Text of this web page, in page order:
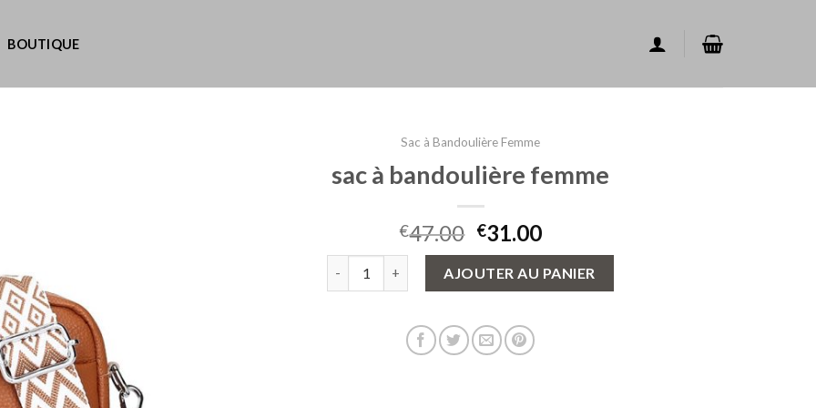
BOUTIQUE
Sac à Bandoulière Femme
sac à bandoulière femme
€47.00 €31.00
AJOUTER AU PANIER